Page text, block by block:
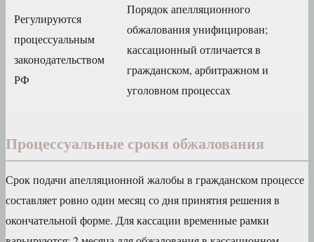
Регулируются
процессуальным
законодательством
РФ
Порядок апелляционного
обжалования унифицирован;
кассационный отличается в
гражданском, арбитражном и
уголовном процессах
Процессуальные сроки обжалования
Срок подачи апелляционной жалобы в гражданском процессе
составляет ровно один месяц со дня принятия решения в
окончательной форме. Для кассации временные рамки